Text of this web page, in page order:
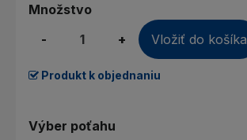
Množstvo
-
+ Vložiť do košíka
Produkt k objednaniu
Výber poťahu